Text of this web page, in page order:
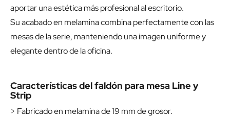
aportar una estética más profesional al escritorio.
Su acabado en melamina combina perfectamente con las
mesas de la serie, manteniendo una imagen uniforme y
elegante dentro de la oficina.
Características del faldón para mesa Line y
Strip
> Fabricado en melamina de 19 mm de grosor.